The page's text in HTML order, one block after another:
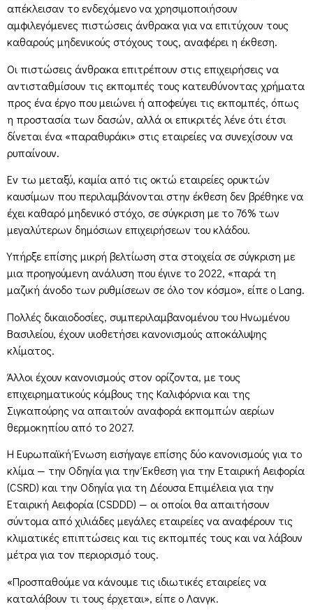
απέκλεισαν το ενδεχόμενο να χρησιμοποιήσουν
αμφιλεγόμενες πιστώσεις άνθρακα για να επιτύχουν τους
καθαρούς μηδενικούς στόχους τους, αναφέρει η έκθεση.
Οι πιστώσεις άνθρακα επιτρέπουν στις επιχειρήσεις να
αντισταθμίσουν τις εκπομπές τους κατευθύνοντας χρήματα
προς ένα έργο που μειώνει ή αποφεύγει τις εκπομπές, όπως
η προστασία των δασών, αλλά οι επικριτές λένε ότι έτσι
δίνεται ένα «παραθυράκι» στις εταιρείες να συνεχίσουν να
ρυπαίνουν.
Εν τω μεταξύ, καμία από τις οκτώ εταιρείες ορυκτών
καυσίμων που περιλαμβάνονται στην έκθεση δεν βρέθηκε να
έχει καθαρό μηδενικό στόχο, σε σύγκριση με το 76% των
μεγαλύτερων δημόσιων επιχειρήσεων του κλάδου.
Υπήρξε επίσης μικρή βελτίωση στα στοιχεία σε σύγκριση με
μια προηγούμενη ανάλυση που έγινε το 2022, «παρά τη
μαζική άνοδο των ρυθμίσεων σε όλο τον κόσμο», είπε ο Lang.
Πολλές δικαιοδοσίες, συμπεριλαμβανομένου του Ηνωμένου
Βασιλείου, έχουν υιοθετήσει κανονισμούς αποκάλυψης
κλίματος.
Άλλοι έχουν κανονισμούς στον ορίζοντα, με τους
επιχειρηματικούς κόμβους της Καλιφόρνια και της
Σιγκαπούρης να απαιτούν αναφορά εκπομπών αερίων
θερμοκηπίου από το 2027.
Η Ευρωπαϊκή Ένωση εισήγαγε επίσης δύο κανονισμούς για το
κλίμα — την Οδηγία για την Έκθεση για την Εταιρική Αειφορία
(CSRD) και την Οδηγία για τη Δέουσα Επιμέλεια για την
Εταιρική Αειφορία (CSDDD) — οι οποίοι θα απαιτήσουν
σύντομα από χιλιάδες μεγάλες εταιρείες να αναφέρουν τις
κλιματικές επιπτώσεις και τις εκπομπές τους και να λάβουν
μέτρα για τον περιορισμό τους.
«Προσπαθούμε να κάνουμε τις ιδιωτικές εταιρείες να
καταλάβουν τι τους έρχεται», είπε ο Λανγκ.